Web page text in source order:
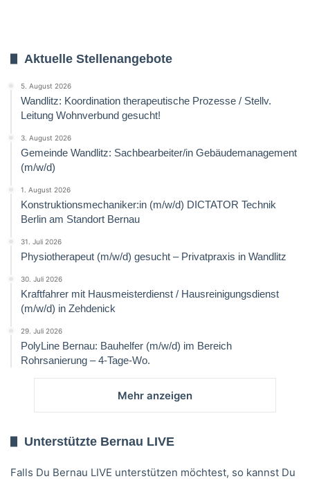
Aktuelle Stellenangebote
5. August 2026
Wandlitz: Koordination therapeutische Prozesse / Stellv.
Leitung Wohnverbund gesucht!
3. August 2026
Gemeinde Wandlitz: Sachbearbeiter/in Gebäudemanagement
(m/w/d)
1. August 2026
Konstruktionsmechaniker:in (m/w/d) DICTATOR Technik
Berlin am Standort Bernau
31. Juli 2026
Physiotherapeut (m/w/d) gesucht – Privatpraxis in Wandlitz
30. Juli 2026
Kraftfahrer mit Hausmeisterdienst / Hausreinigungsdienst
(m/w/d) in Zehdenick
29. Juli 2026
PolyLine Bernau: Bauhelfer (m/w/d) im Bereich
Rohrsanierung – 4-Tage-Wo.
Mehr anzeigen
Unterstützte Bernau LIVE
Falls Du Bernau LIVE unterstützen möchtest, so kannst Du